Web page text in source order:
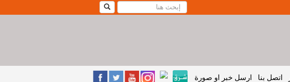
اتصل بنا ارسل خبر او صورة